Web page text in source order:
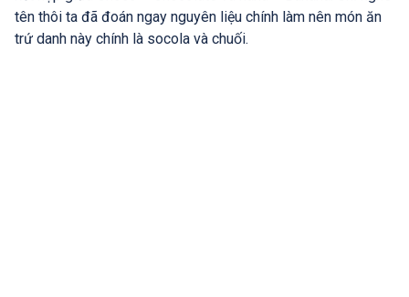
tên thôi ta đã đoán ngay nguyên liệu chính làm nên món ăn
trứ danh này chính là socola và chuối.